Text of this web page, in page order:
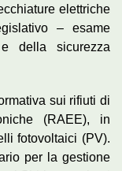
elettriche
– esame
e della sicurezza
sui rifiuti di
(RAEE), in
fotovoltaici (PV).
per la gestione